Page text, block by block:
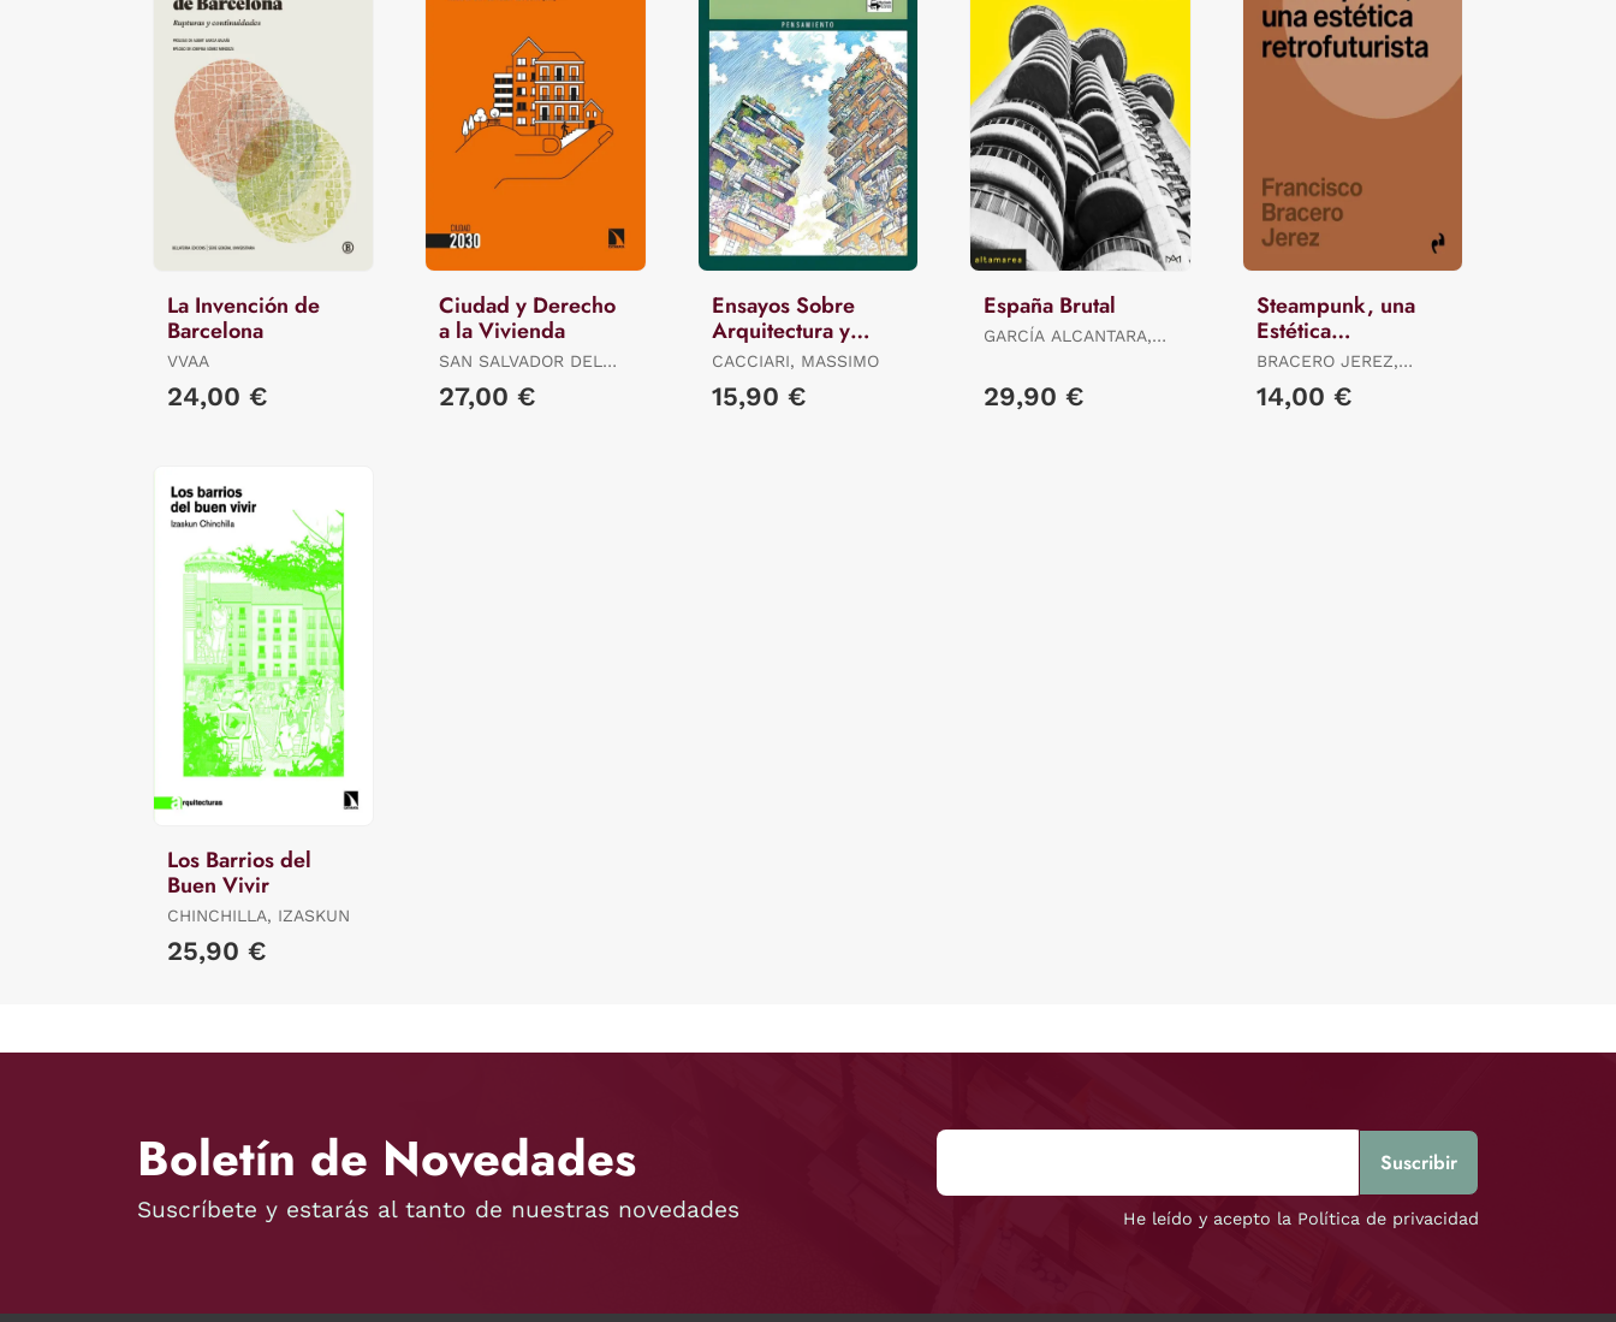
La Invención de
Barcelona
VVAA
24,00 €
Ciudad y Derecho
a la Vivienda
SAN SALVADOR DEL
27,00 €
Ensayos Sobre
Arquitectura y
Filosofía
CACCIARI, MASSIMO
15,90 €
España Brutal
GARCÍA ALCANTARA,
29,90 €
Steampunk, una
Estética
Retrofuturista
BRACERO JEREZ,
14,00 €
Los Barrios del
Buen Vivir
CHINCHILLA, IZASKUN
25,90 €
Boletín de Novedades
Suscríbete y estarás al tanto de nuestras novedades He leído y acepto la Política de privacidad